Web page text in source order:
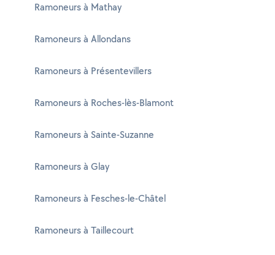
Ramoneurs à Mathay
Ramoneurs à Allondans
Ramoneurs à Présentevillers
Ramoneurs à Roches-lès-Blamont
Ramoneurs à Sainte-Suzanne
Ramoneurs à Glay
Ramoneurs à Fesches-le-Châtel
Ramoneurs à Taillecourt